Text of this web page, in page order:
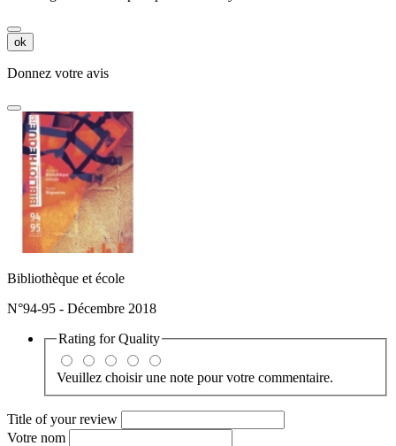
ok
Donnez votre avis
Bibliothèque et école
N°94-95 - Décembre 2018
Rating forQuality
Veuillez choisir une note pour votre commentaire.
Title of your review
Votre nom